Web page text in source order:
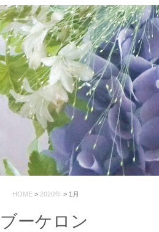
HOME> 2020年 > 1月
ブーケロン